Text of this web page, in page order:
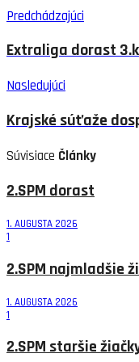
Predchádzajúci
Extraliga dorast
Nasledujúci
Krajské súťaže
Súvisiace Články
2.SPM dorast
1. AUGUSTA 2026
1
2.SPM najmladšie
1. AUGUSTA 2026
1
2.SPM staršie